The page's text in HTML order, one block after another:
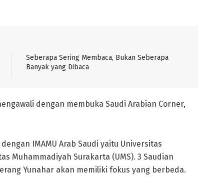
Seberapa Sering Membaca, Bukan Seberapa
Banyak yang Dibaca
dengan membuka Saudi Arabian Corner,
IMAMU Arab Saudi yaitu Universitas
Muhammadiyah Surakarta (UMS). 3 Saudian
Yunahar akan memiliki fokus yang berbeda.